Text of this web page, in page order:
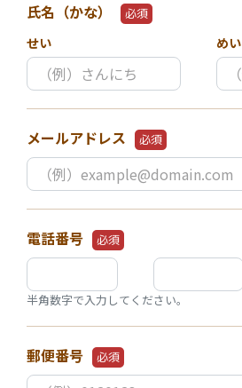
氏名（かな） 必須
せい めい
メールアドレス 必須
電話番号 必須
半角数字で入力してください。
郵便番号 必須